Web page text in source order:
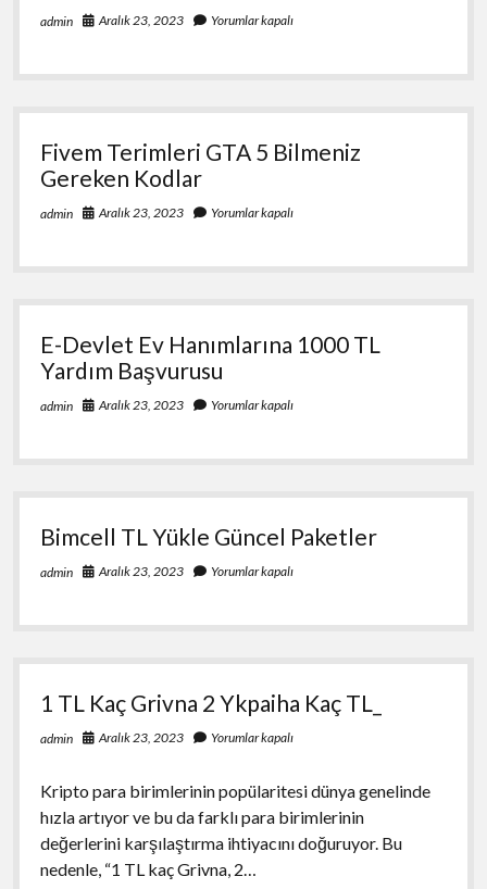
admin Aralık 23, 2023 Yorumlar kapalı
Fivem Terimleri GTA 5 Bilmeniz
Gereken Kodlar
admin Aralık 23, 2023 Yorumlar kapalı
E-Devlet Ev Hanımlarına 1000 TL
Yardım Başvurusu
admin Aralık 23, 2023 Yorumlar kapalı
Bimcell TL Yükle Güncel Paketler
admin Aralık 23, 2023 Yorumlar kapalı
1 TL Kaç Grivna 2 Ykpaiha Kaç TL_
admin Aralık 23, 2023 Yorumlar kapalı
Kripto para birimlerinin popülaritesi dünya genelinde
hızla artıyor ve bu da farklı para birimlerinin
değerlerini karşılaştırma ihtiyacını doğuruyor. Bu
nedenle, “1 TL kaç Grivna, 2…